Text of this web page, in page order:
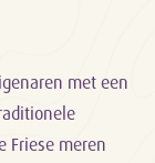
met een
Friese meren